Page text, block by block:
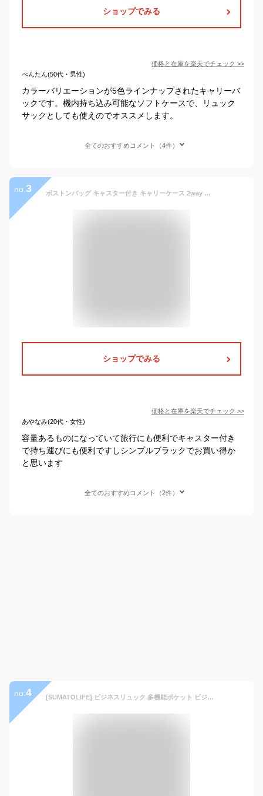
ショップでみる
価格と在庫を楽天でチェック >>
べんたん(50代・男性)
カラーバリエーションが5色ラインナップされたキャリーバ
ックです。機内持ち込み可能なソフトケースで、リュック
サックとしても使えのでオススメします。
全てのおすすめコメント（4件）
no. 3 ボストンバッグ キャスター付き キャリーケース 2way 手提げ 機内持ち込み 二泊三日 大容量 折りたたみ式 手荷物入れ スムーズ走行 トラベルバッグ かばん 男女兼用 ビジネス 修学旅行用 合宿
ショップでみる
価格と在庫を楽天でチェック >>
あやなみ(20代・女性)
容量あるものになっていて旅行にも便利でキャスター付き
で持ち運びにも便利ですしシンプルブラックでお買い得か
と思います
全てのおすすめコメント（2件）
no. 4 [SUMATOLIFE] ビジネスリュック 多機能ポケット ビジネスバッグ メンズ リュック 大容量 拡張機能 15.6インチ PC対応 キャスター付き 3WAY仕様 防水 リュック 背中 蒸れ防止 リュックサック USB充電ポート搭載 通勤 通学 旅行